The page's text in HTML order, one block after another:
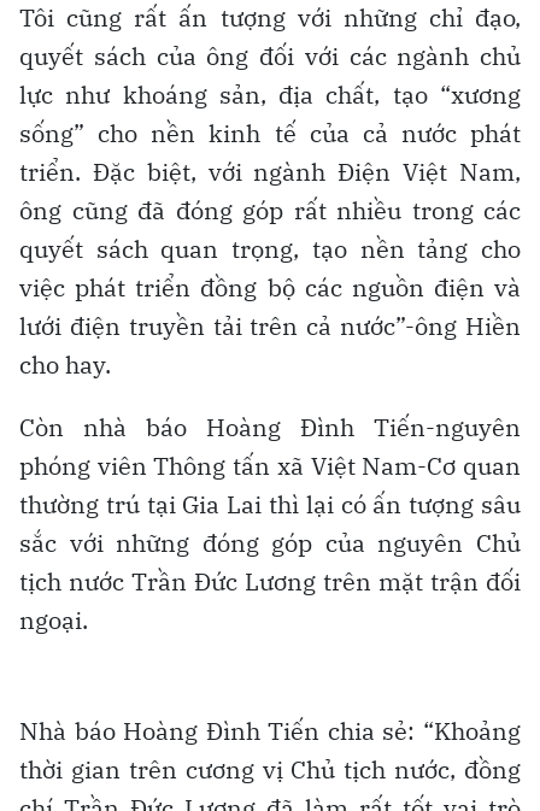
Tôi cũng rất ấn tượng với những chỉ đạo,
quyết sách của ông đối với các ngành chủ
lực như khoáng sản, địa chất, tạo “xương
sống” cho nền kinh tế của cả nước phát
triển. Đặc biệt, với ngành Điện Việt Nam,
ông cũng đã đóng góp rất nhiều trong các
quyết sách quan trọng, tạo nền tảng cho
việc phát triển đồng bộ các nguồn điện và
lưới điện truyền tải trên cả nước”-ông Hiền
cho hay.
Còn nhà báo Hoàng Đình Tiến-nguyên
phóng viên Thông tấn xã Việt Nam-Cơ quan
thường trú tại Gia Lai thì lại có ấn tượng sâu
sắc với những đóng góp của nguyên Chủ
tịch nước Trần Đức Lương trên mặt trận đối
ngoại.
Nhà báo Hoàng Đình Tiến chia sẻ: “Khoảng
thời gian trên cương vị Chủ tịch nước, đồng